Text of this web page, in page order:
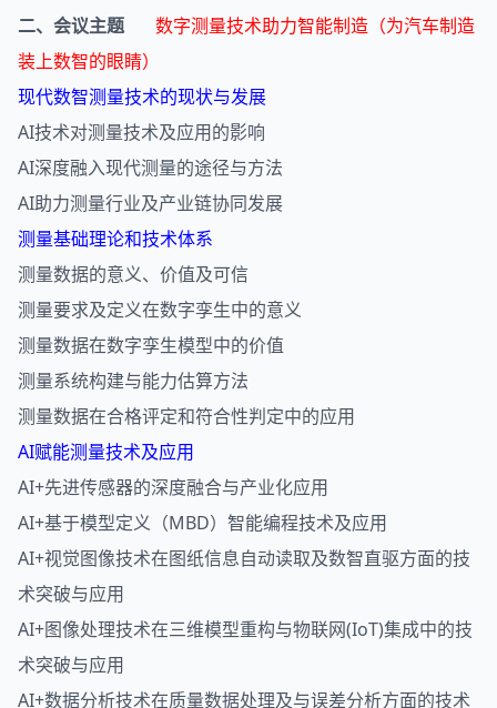
二、会议主题
数字测量技术助力智能制造（为汽车制造
装上数智的眼睛）
现代数智测量技术的现状与发展
AI技术对测量技术及应用的影响
AI深度融入现代测量的途径与方法
AI助力测量行业及产业链协同发展
测量基础理论和技术体系
测量数据的意义、价值及可信
测量要求及定义在数字孪生中的意义
测量数据在数字孪生模型中的价值
测量系统构建与能力估算方法
测量数据在合格评定和符合性判定中的应用
AI赋能测量技术及应用
AI+先进传感器的深度融合与产业化应用
AI+基于模型定义（MBD）智能编程技术及应用
AI+视觉图像技术在图纸信息自动读取及数智直驱方面的技
术突破与应用
AI+图像处理技术在三维模型重构与物联网(IoT)集成中的技
术突破与应用
AI+数据分析技术在质量数据处理及与误差分析方面的技术